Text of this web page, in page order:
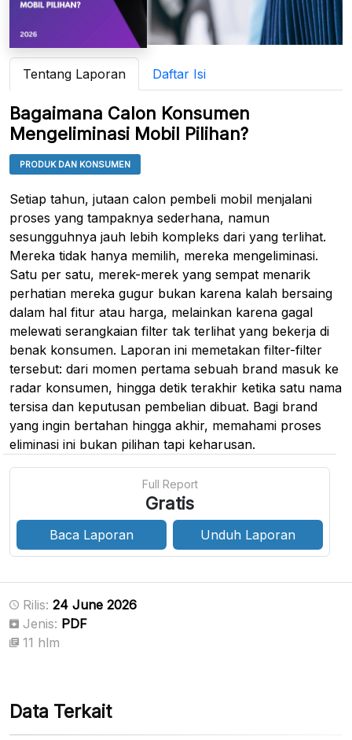
Tentang Laporan Daftar Isi
Bagaimana Calon Konsumen
Mengeliminasi Mobil Pilihan?
PRODUK DAN KONSUMEN
Setiap tahun, jutaan calon pembeli mobil menjalani
proses yang tampaknya sederhana, namun
sesungguhnya jauh lebih kompleks dari yang terlihat.
Mereka tidak hanya memilih, mereka mengeliminasi.
Satu per satu, merek-merek yang sempat menarik
perhatian mereka gugur bukan karena kalah bersaing
dalam hal fitur atau harga, melainkan karena gagal
melewati serangkaian filter tak terlihat yang bekerja di
benak konsumen. Laporan ini memetakan filter-filter
tersebut: dari momen pertama sebuah brand masuk ke
radar konsumen, hingga detik terakhir ketika satu nama
tersisa dan keputusan pembelian dibuat. Bagi brand
yang ingin bertahan hingga akhir, memahami proses
eliminasi ini bukan pilihan tapi keharusan.
Full Report
Gratis
Baca Laporan Unduh Laporan
Rilis: 24 June 2026
Jenis: PDF
11 hlm
Data Terkait